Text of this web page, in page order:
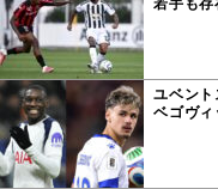
若手も
ユベント
ベゴヴ